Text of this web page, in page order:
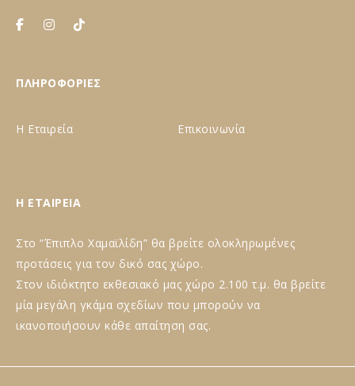
ΠΛΗΡΟΦΟΡΙΕΣ
Η Εταιρεία Επικοινωνία
Η ΕΤΑΙΡΕΙΑ
Στο “Έπιπλο Χαμαϊλίδη” θα βρείτε ολοκληρωμένες
προτάσεις για τον δικό σας χώρο.
Στον ιδιόκτητο εκθεσιακό μας χώρο 2.100 τ.μ. θα βρείτε
μία μεγάλη γκάμα σχεδίων που μπορούν να
ικανοποιήσουν κάθε απαίτηση σας.